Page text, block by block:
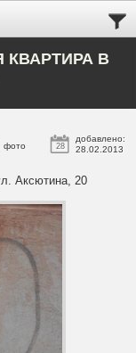
В
28
добавлено:
28.02.2013
фото
Аксютина, 20